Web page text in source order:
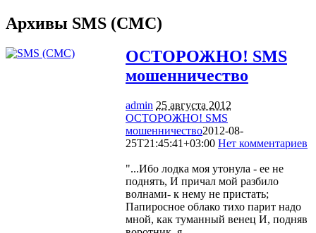
Архивы SMS (СМС)
ОСТОРОЖНО! SMS
мошенничество
admin 25 августа 2012
ОСТОРОЖНО! SMS
мошенничество2012-08-
25T21:45:41+03:00 Нет комментариев
"...Ибо лодка моя утонула - ее не
поднять, И причал мой разбило
волнами- к нему не пристать;
Папиросное облако тихо парит надо
мной, как туманный венец И, подняв